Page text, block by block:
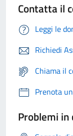
Contatta il
Leggi le
Richiedi
Chiama il
Prenota
Problemi